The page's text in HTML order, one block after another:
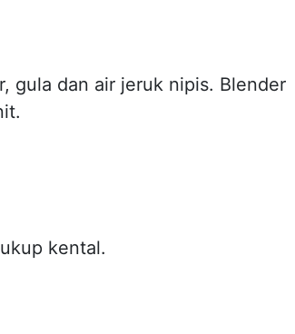
gula dan air jeruk nipis. Blender
kental.